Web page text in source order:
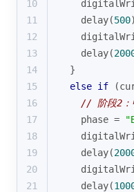
10
11
delay(500
12
13
delay(
14
  }
15
else if
16
// 阶段2：
17
    phase =
18
19
delay(
20
21
delay(